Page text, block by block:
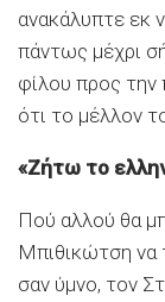
ανακάλυπτε εκ
πάντως μέχρι
φίλου προς την
ότι το μέλλον
«Ζήτω το
Πού αλλού θα
Μπιθικώτση να
σαν ύμνο, τον